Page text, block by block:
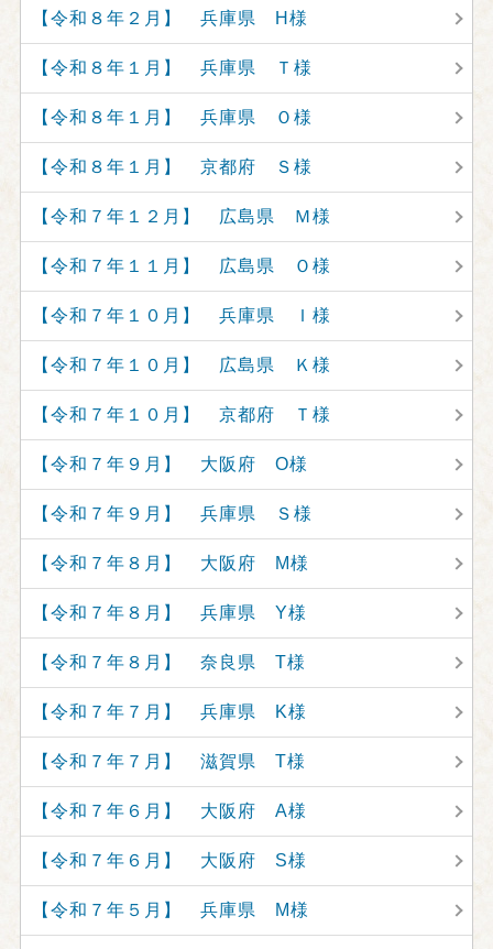
【令和８年２月】 兵庫県 H様
【令和８年１月】 兵庫県 Ｔ様
【令和８年１月】 兵庫県 Ｏ様
【令和８年１月】 京都府 Ｓ様
【令和７年１２月】 広島県 Ｍ様
【令和７年１１月】 広島県 Ｏ様
【令和７年１０月】 兵庫県 Ｉ様
【令和７年１０月】 広島県 Ｋ様
【令和７年１０月】 京都府 Ｔ様
【令和７年９月】 大阪府 O様
【令和７年９月】 兵庫県 Ｓ様
【令和７年８月】 大阪府 M様
【令和７年８月】 兵庫県 Y様
【令和７年８月】 奈良県 T様
【令和７年７月】 兵庫県 K様
【令和７年７月】 滋賀県 T様
【令和７年６月】 大阪府 A様
【令和７年６月】 大阪府 S様
【令和７年５月】 兵庫県 M様